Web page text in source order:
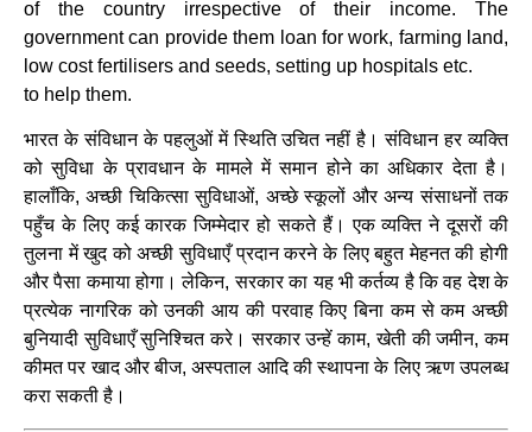
of the country irrespective of their income. The
government can provide them loan for work, farming land,
low cost fertilisers and seeds, setting up hospitals etc.
to help them.
भारत के संविधान के पहलुओं में स्थिति उचित नहीं है। संविधान हर व्यक्ति
को सुविधा के प्रावधान के मामले में समान होने का अधिकार देता है।
हालाँकि, अच्छी चिकित्सा सुविधाओं, अच्छे स्कूलों और अन्य संसाधनों तक
पहुँच के लिए कई कारक जिम्मेदार हो सकते हैं। एक व्यक्ति ने दूसरों की
तुलना में खुद को अच्छी सुविधाएँ प्रदान करने के लिए बहुत मेहनत की होगी
और पैसा कमाया होगा। लेकिन, सरकार का यह भी कर्तव्य है कि वह देश के
प्रत्येक नागरिक को उनकी आय की परवाह किए बिना कम से कम अच्छी
बुनियादी सुविधाएँ सुनिश्चित करे। सरकार उन्हें काम, खेती की जमीन, कम
कीमत पर खाद और बीज, अस्पताल आदि की स्थापना के लिए ऋण उपलब्ध
करा सकती है।